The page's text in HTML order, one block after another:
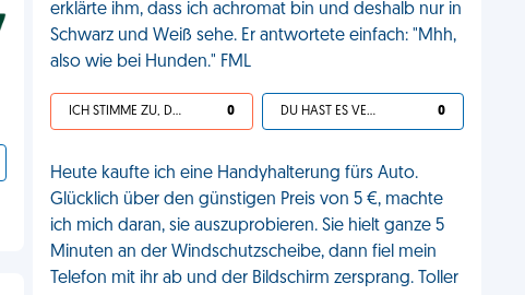
erklärte ihm, dass ich achromat bin und deshalb nur in
Schwarz und Weiß sehe. Er antwortete einfach: "Mhh,
also wie bei Hunden." FML
ICH STIMME ZU, DEIN LEBEN IST SCHEISSE 0 DU HAST ES VERDIENT 0
Heute kaufte ich eine Handyhalterung fürs Auto.
Glücklich über den günstigen Preis von 5 €, machte
ich mich daran, sie auszuprobieren. Sie hielt ganze 5
Minuten an der Windschutzscheibe, dann fiel mein
Telefon mit ihr ab und der Bildschirm zersprang. Toller